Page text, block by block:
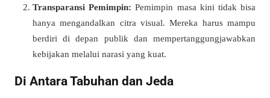
Transparansi Pemimpin: Pemimpin masa kini tidak bisa
hanya mengandalkan citra visual. Mereka harus mampu
berdiri di depan publik dan mempertanggungjawabkan
kebijakan melalui narasi yang kuat.
Di Antara Tabuhan dan Jeda